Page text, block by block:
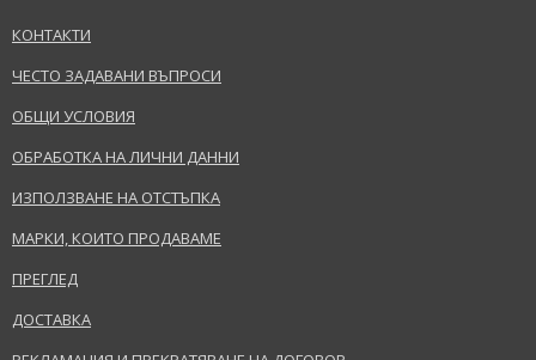
КОНТАКТИ
ЧЕСТО ЗАДАВАНИ ВЪПРОСИ
ОБЩИ УСЛОВИЯ
ОБРАБОТКА НА ЛИЧНИ ДАННИ
ИЗПОЛЗВАНЕ НА ОТСТЪПКА
МАРКИ, КОИТО ПРОДАВАМЕ
ПРЕГЛЕД
ДОСТАВКА